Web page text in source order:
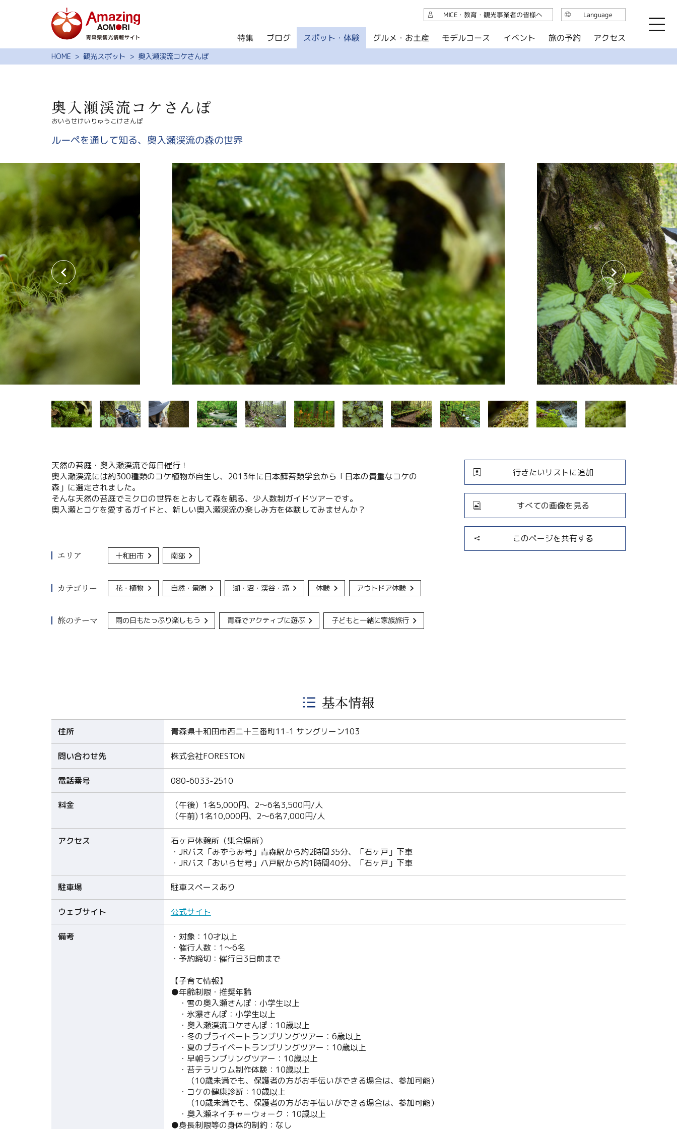
特集
スポット・体験
グルメ・お土産
旅の予約
サイト内検索
共有
行きたいリスト
写真ライブラリー
動画ライブラリー
パンフレットダウンロード
よくある質問
運営組織について
関連リンク集
Language
English
繁体中文
简体中文
MICE・教育・観光事業者の皆様へ
HOME 観光スポット 奥入瀬渓流コケさんぽ
奥入瀬渓流コケさんぽ
おいらせけいりゅうこけさんぽ
ルーペを通して知る、奥入瀬渓流の森の世界
天然の苔庭・奥入瀬渓流で毎日催行！
奥入瀬渓流には約300種類のコケ植物が自生し、2013年に日本蘚苔類学会から「日本の貴重なコケの
森」に選定されました。
そんな天然の苔庭でミクロの世界をとおして森を観る、少人数制ガイドツアーです。
奥入瀬とコケを愛するガイドと、新しい奥入瀬渓流の楽しみ方を体験してみませんか？
行きたいリストに追加
すべての画像を見る
このページを共有する
エリア 十和田市 南部
カテゴリー 花・植物 自然・景勝 湖・沼・渓谷・滝 体験 アウトドア体験
旅のテーマ 雨の日もたっぷり楽しもう 青森でアクティブに遊ぶ 子どもと一緒に家族旅行
基本情報
住所 青森県十和田市西二十三番町11-1 サングリーン103
問い合わせ先 株式会社FORESTON
電話番号 080-6033-2510
料金
（午後）1名5,000円、2～6名3,500円/人
（午前) 1名10,000円、2～6名7,000円/人
アクセス
石ヶ戸休憩所（集合場所）
・JRバス「みずうみ号」青森駅から約2時間35分、「石ヶ戸」下車
・JRバス「おいらせ号」八戸駅から約1時間40分、「石ヶ戸」下車
駐車場 駐車スペースあり
ウェブサイト 公式サイト
備考
・対象：10才以上
・催行人数：1～6名
・予約締切：催行日3日前まで
【子育て情報】
●年齢制限・推奨年齢
・雪の奥入瀬さんぽ：小学生以上
・氷瀑さんぽ：小学生以上
・奥入瀬渓流コケさんぽ：10歳以上
・冬のプライベートランブリングツアー：6歳以上
・夏のプライベートランブリングツアー：10歳以上
・早朝ランブリングツアー：10歳以上
・苔テラリウム制作体験：10歳以上
（10歳未満でも、保護者の方がお手伝いができる場合は、参加可能）
・コケの健康診断：10歳以上
（10歳未満でも、保護者の方がお手伝いができる場合は、参加可能）
・奥入瀬ネイチャーウォーク：10歳以上
●身長制限等の身体的制約：なし
Twitter
特集 ブログ スポット・体験 グルメ・お土産 モデルコース イベント 旅の予約 アクセス
MICE・教育・観光事業者の皆様へ Language
English
简体中文